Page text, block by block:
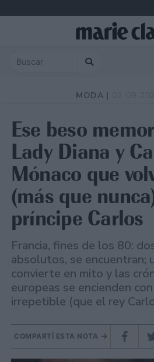
MODA |
Ese beso
Lady Diana y
Mónaco que
(más que
príncipe Carlos
Francia, fines de los 80:
absolutos, se encuentran;
convierte en mito y las
europeas se encienden
irrepetible (que el rey
COMPARTÍ ESTA NOTA